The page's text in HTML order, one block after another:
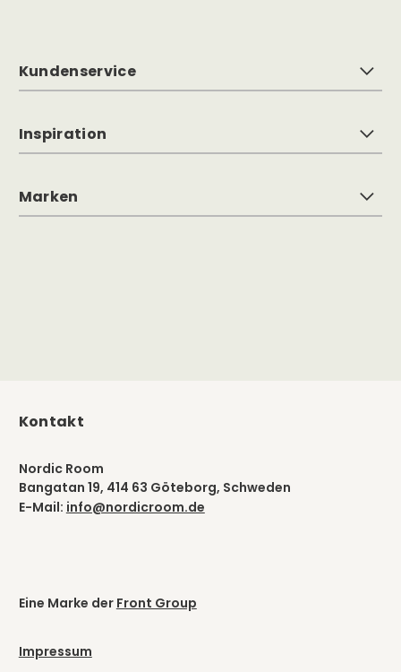
Kundenservice
Inspiration
Marken
Kontakt
Nordic Room
Bangatan 19, 414 63 Göteborg, Schweden
E-Mail: info@nordicroom.de
Eine Marke der Front Group
Impressum